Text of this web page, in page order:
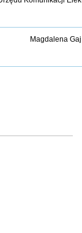
Magdalena Gaj